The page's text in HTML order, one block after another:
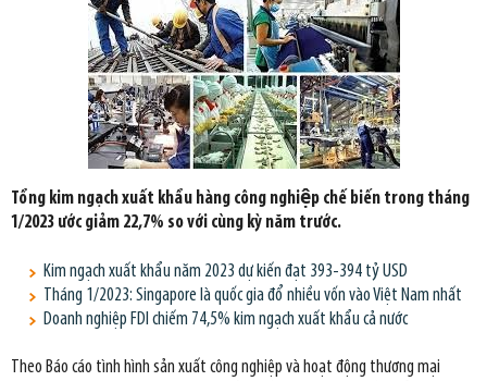
Tổng kim ngạch xuất khẩu hàng công nghiệp chế biến trong tháng
1/2023 ước giảm 22,7% so với cùng kỳ năm trước.
Kim ngạch xuất khẩu năm 2023 dự kiến đạt 393-394 tỷ USD
Tháng 1/2023: Singapore là quốc gia đổ nhiều vốn vào Việt Nam nhất
Doanh nghiệp FDI chiếm 74,5% kim ngạch xuất khẩu cả nước
Theo Báo cáo tình hình sản xuất công nghiệp và hoạt động thương mại